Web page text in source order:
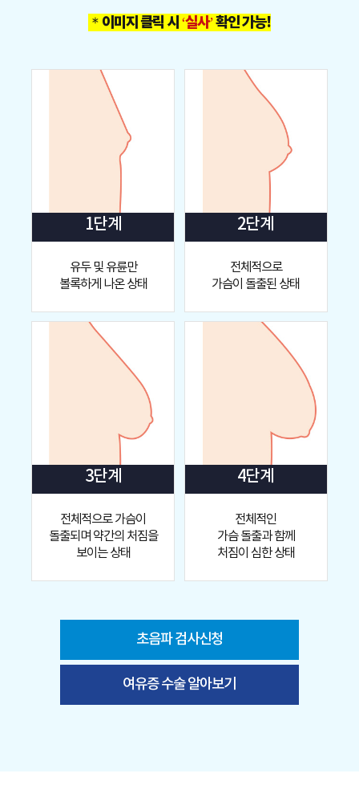
＊이미지 클릭 시 ‘실사’확인 가능!
1단계
유두 및 유륜만
볼록하게 나온 상태
2단계
전체적으로
가슴이 돌출된 상태
3단계
전체적으로 가슴이
돌출되며 약간의 처짐을
보이는 상태
4단계
전체적인
가슴 돌출과 함께
처짐이 심한 상태
초음파 검사신청
여유증 수술 알아보기